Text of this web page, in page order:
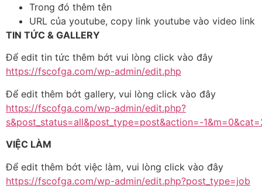
Trong đó thêm tên
URL của youtube, copy link youtube vào video link
TIN TỨC & GALLERY
Để edit tin tức thêm bớt vui lòng click vào đây
https://fscofga.com/wp-admin/edit.php
Để edit thêm bớt gallery, vui lòng click vào đây
https://fscofga.com/wp-admin/edit.php?
s&post_status=all&post_type=post&action=-
VIỆC LÀM
Để edit thêm bớt việc làm, vui lòng click vào đây
https://fscofga.com/wp-admin/edit.php?post_type=job